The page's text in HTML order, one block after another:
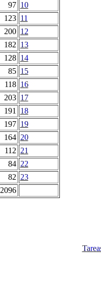
97 10
123 11
200 12
182 13
128 14
85 15
118 16
203 17
191
18
197 19
164 20
112 21
84 22
82 23
2096